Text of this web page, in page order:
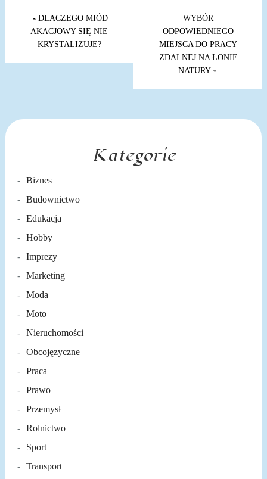
wpisu
DLACZEGO MIÓD
AKACJOWY SIĘ NIE
KRYSTALIZUJE?
WYBÓR
ODPOWIEDNIEGO
MIEJSCA DO PRACY
ZDALNEJ NA ŁONIE
NATURY
Kategorie
Biznes
Budownictwo
Edukacja
Hobby
Imprezy
Marketing
Moda
Moto
Nieruchomości
Obcojęzyczne
Praca
Prawo
Przemysł
Rolnictwo
Sport
Transport